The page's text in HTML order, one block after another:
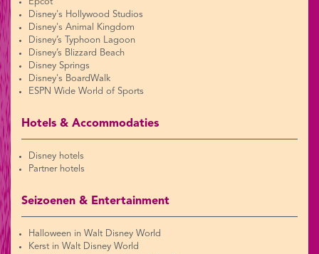
Disney's Hollywood Studios
Disney's Animal Kingdom
Disney’s Typhoon Lagoon
Disney’s Blizzard Beach
Disney Springs
Disney's BoardWalk
ESPN Wide World of Sports
Hotels & Accommodaties
Disney hotels
Partner hotels
Seizoenen & Entertainment
Halloween in Walt Disney World
Kerst in Walt Disney World